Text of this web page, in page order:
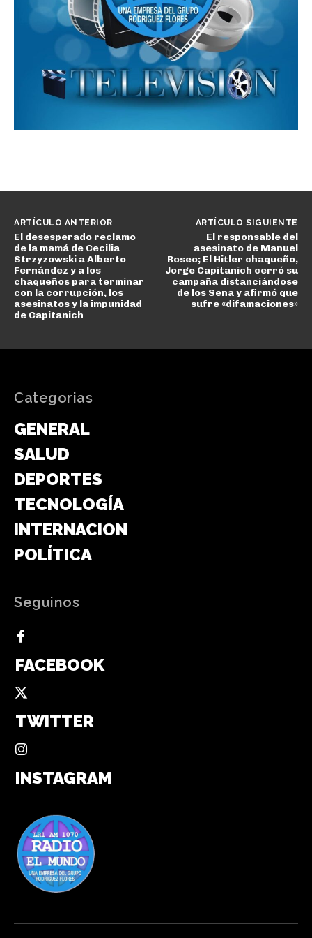
ARTÍCULO ANTERIOR
El desesperado reclamo
de la mamá de Cecilia
Strzyzowski a Alberto
Fernández y a los
chaqueños para terminar
con la corrupción, los
asesinatos y la impunidad
de Capitanich
ARTÍCULO SIGUIENTE
El responsable del
asesinato de Manuel
Roseo; El Hitler chaqueño,
Jorge Capitanich cerró su
campaña distanciándose
de los Sena y afirmó que
sufre «difamaciones»
Categorias
GENERAL
SALUD
DEPORTES
TECNOLOGÍA
INTERNACIONAL
POLÍTICA
Seguinos
FACEBOOK
TWITTER
INSTAGRAM